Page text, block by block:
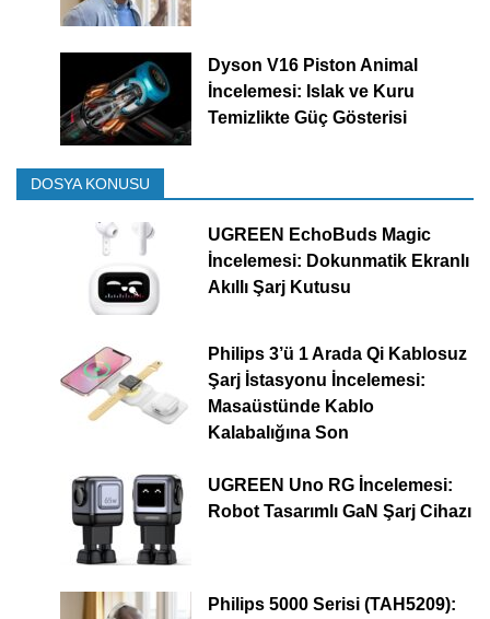
Dyson V16 Piston Animal
İncelemesi: Islak ve Kuru
Temizlikte Güç Gösterisi
DOSYA KONUSU
UGREEN EchoBuds Magic
İncelemesi: Dokunmatik Ekranlı
Akıllı Şarj Kutusu
Philips 3’ü 1 Arada Qi Kablosuz
Şarj İstasyonu İncelemesi:
Masaüstünde Kablo
Kalabalığına Son
UGREEN Uno RG İncelemesi:
Robot Tasarımlı GaN Şarj Cihazı
Philips 5000 Serisi (TAH5209):